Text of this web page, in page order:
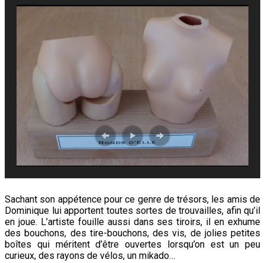
Sachant son appétence pour ce genre de trésors, les amis de
Dominique lui apportent toutes sortes de trouvailles, afin qu’il
en joue. L’artiste fouille aussi dans ses tiroirs, il en exhume
des bouchons, des tire-bouchons, des vis, de jolies petites
boîtes qui méritent d’être ouvertes lorsqu’on est un peu
curieux, des rayons de vélos, un mikado…